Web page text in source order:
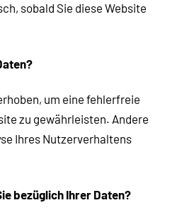
sobald Sie diese Website
um eine fehlerfreie
zu gewährleisten. Andere
Ihres Nutzerverhaltens
bezüglich Ihrer Daten?